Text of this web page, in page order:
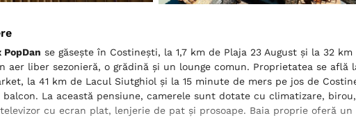
PopDan se găsește în Costineşti, la 1,7 km de Plaja 23 August și la 32
aer liber sezonieră, o grădină și un lounge comun. Proprietatea se află
la 41 km de Lacul Siutghiol și la 15 minute de mers pe jos de
La această pensiune, camerele sunt dotate cu climatizare,
cu ecran plat, lenjerie de pat și prosoape. Baia proprie oferă